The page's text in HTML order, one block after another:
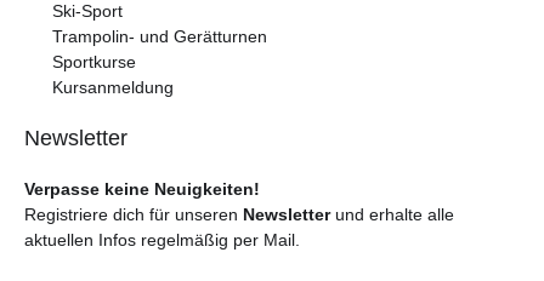
Ski-Sport
Trampolin- und Gerätturnen
Sportkurse
Kursanmeldung
Newsletter
Verpasse keine Neuigkeiten!
Registriere dich für unseren Newsletterund erhalte alle
aktuellen Infos regelmäßig per Mail.